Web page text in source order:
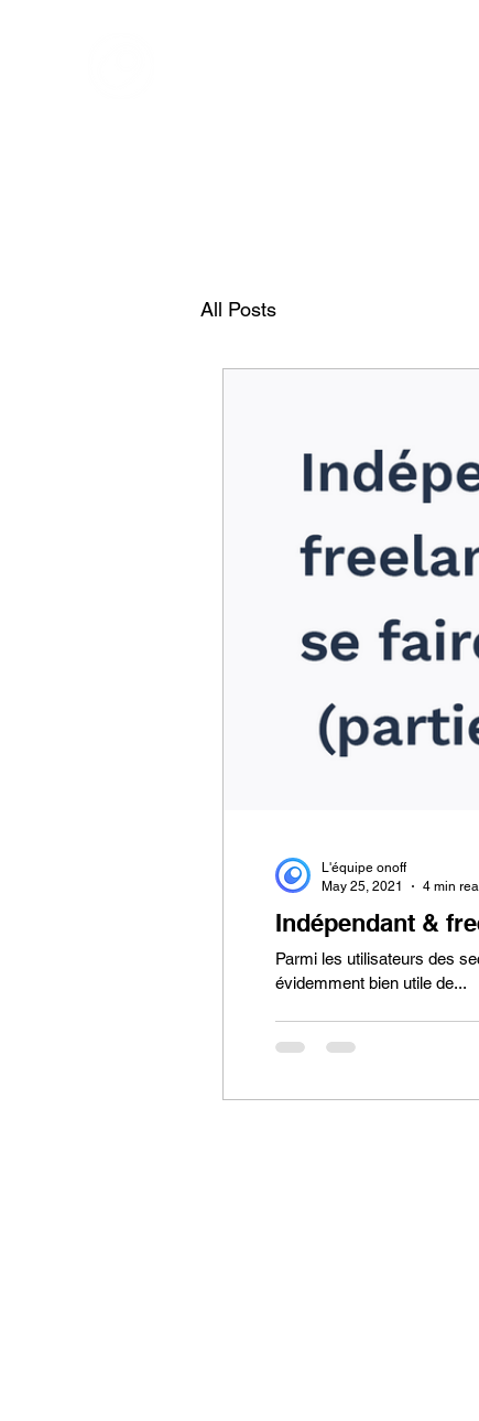
All Posts
L'équipe onoff
May 25, 2021
4 min
Indépendant &
Parmi les utilisateurs des
évidemment bien utile de...